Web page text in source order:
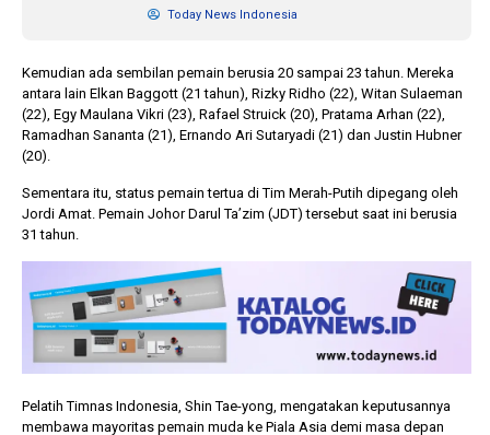
Today News Indonesia
Kemudian ada sembilan pemain berusia 20 sampai 23 tahun. Mereka
antara lain Elkan Baggott (21 tahun), Rizky Ridho (22), Witan Sulaeman
(22), Egy Maulana Vikri (23), Rafael Struick (20), Pratama Arhan (22),
Ramadhan Sananta (21), Ernando Ari Sutaryadi (21) dan Justin Hubner
(20).
Sementara itu, status pemain tertua di Tim Merah-Putih dipegang oleh
Jordi Amat. Pemain Johor Darul Ta’zim (JDT) tersebut saat ini berusia
31 tahun.
Pelatih Timnas Indonesia, Shin Tae-yong, mengatakan keputusannya
membawa mayoritas pemain muda ke Piala Asia demi masa depan